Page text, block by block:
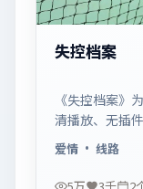
失控档案
《失控档案》
清播放、无插
合休闲一口气追
爱情· 线路